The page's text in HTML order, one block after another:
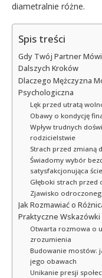
diametralnie różne.
Spis treści
Gdy Twój Partner
Dalszych Kroków
Dlaczego Mężczyzna
Psychologiczna
Lęk przed utratą
Obawy o kondycję
Wpływ trudnych
rodzicielstwie
Strach przed zmianą
Świadomy wybór
satysfakcjonująca
Głęboki strach przed
Zjawisko
Jak Rozmawiać o
Praktyczne
Otwarta rozmowa o
zrozumienia
Budowanie mostów:
jego obawach
Unikanie presji